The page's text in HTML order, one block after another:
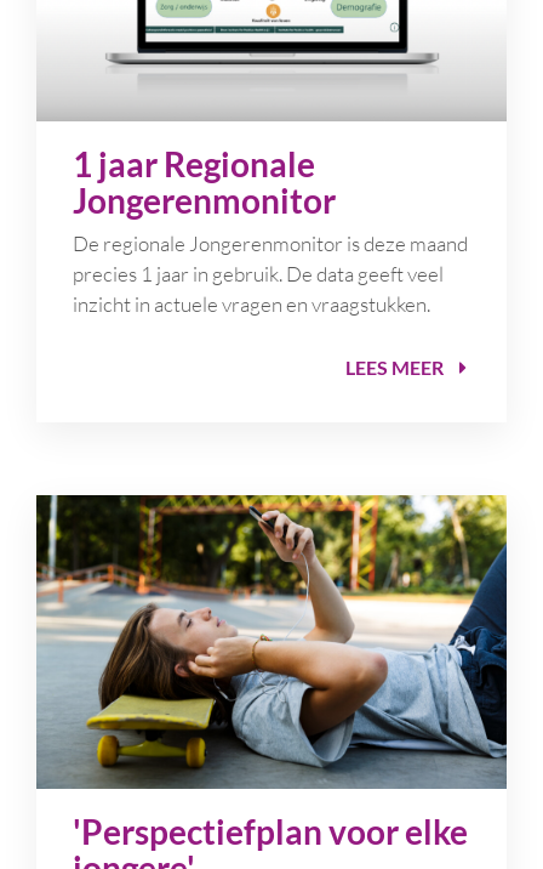
1 jaar Regionale
Jongerenmonitor
De regionale Jongerenmonitor is deze maand
precies 1 jaar in gebruik. De data geeft veel
inzicht in actuele vragen en vraagstukken.
LEES MEER
'Perspectiefplan voor elke